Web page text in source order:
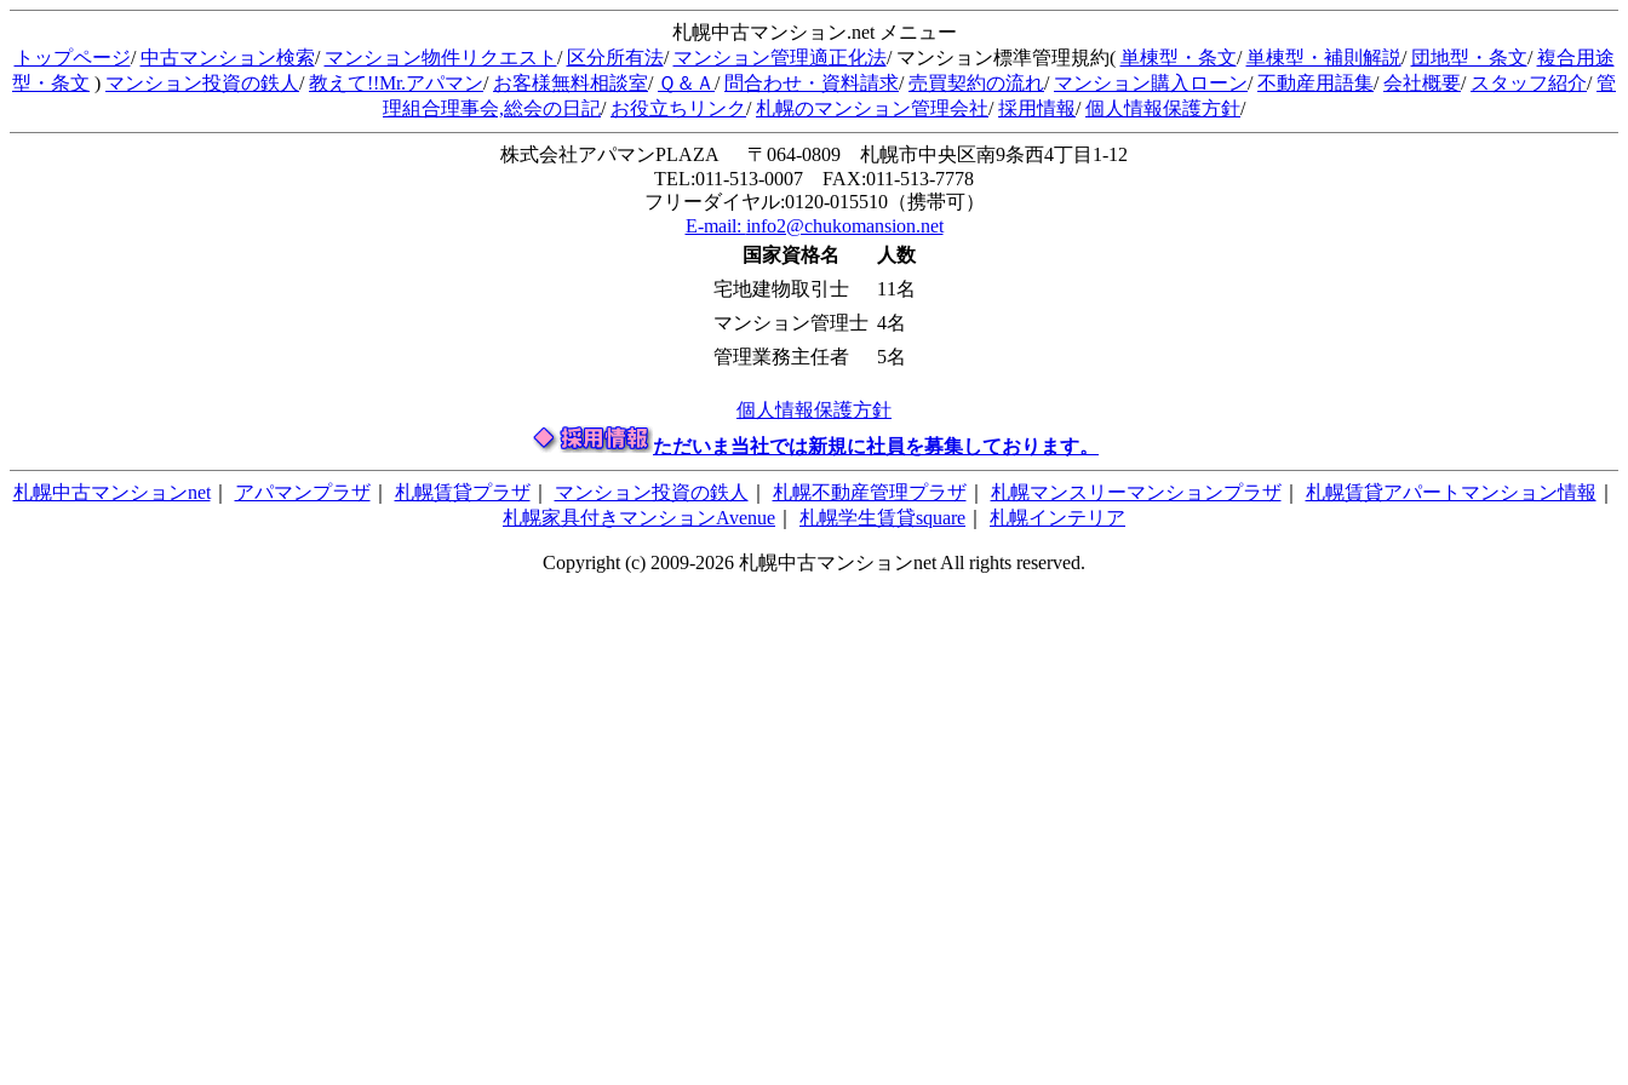
札幌中古マンション.net メニュー
トップページ/中古マンション検索/ マンション物件リクエスト / 区分所有法/ マンション管理適正化法/ マンション標準管理規約( 単棟型・条文/単棟型・補則解説/ 団地型・条文/複合用途
型・条文 ) マンション投資の鉄人 /教えて!!Mr.アパマン/ お客様無料相談室/ Ｑ＆Ａ / 問合わせ・資料請求/売買契約の流れ/ マンション購入ローン/不動産用語集/会社概要/ スタッフ紹介/管
理組合理事会,総会の日記/ お役立ちリンク/札幌のマンション管理会社/採用情報/個人情報保護方針/
株式会社アパマンPLAZA 〒064-0809 札幌市中央区南9条西4丁目1-12
TEL:011-513-0007 FAX:011-513-7778
フリーダイヤル:0120-015510（携帯可）
E-mail: info2@chukomansion.net
国家資格名
人数
宅地建物取引士
11名
マンション管理士 4名
管理業務主任者
5名
個人情報保護方針
ただいま当社では新規に社員を募集しております。
札幌中古マンションnet｜ アパマンプラザ｜ 札幌賃貸プラザ｜ マンション投資の鉄人 札幌不動産管理プラザ｜ 札幌マンスリーマンションプラザ｜ 札幌賃貸アパートマンション情報
札幌家具付きマンションAvenue
札幌学生賃貸square 札幌インテリア
Copyright (c) 2009-2026 札幌中古マンションnet All rights reserved.